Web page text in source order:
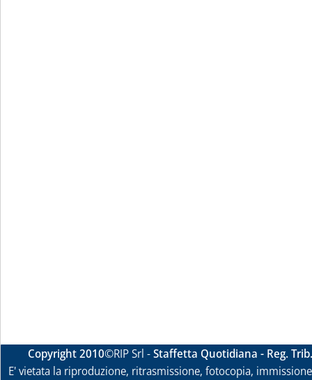
Copyright 2010©RIP Srl -Staffetta Quotidiana - Reg.
E' vietata la riproduzione, ritrasmissione, fotocopia,